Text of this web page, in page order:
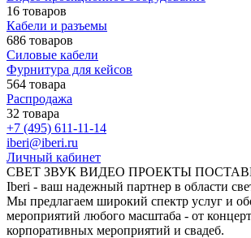
16 товаров
Кабели и разъемы
686 товаров
Силовые кабели
Фурнитура для кейсов
564 товара
Распродажа
32 товара
+7 (495) 611-11-14
iberi@iberi.ru
Личный кабинет
СВЕТ ЗВУК ВИДЕО ПРОЕКТЫ
Iberi - ваш надежный партнер в области
Мы предлагаем широкий спектр услуг и
мероприятий любого масштаба - от
корпоративных мероприятий и свадеб.